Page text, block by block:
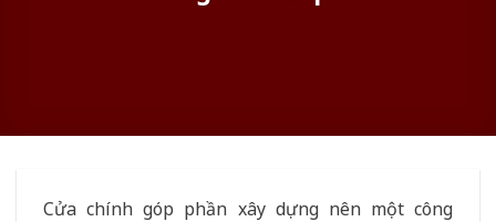
Cửa chính góp phần xây dựng nên một công